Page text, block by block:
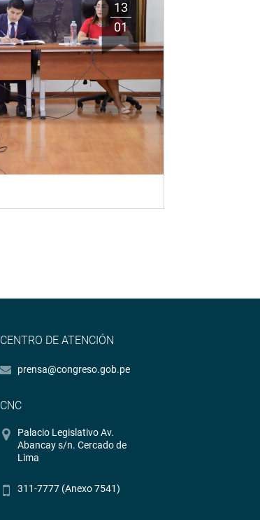
13
01
CENTRO DE ATENCIÓN
prensa@congreso.gob.pe
CNC
Palacio Legislativo Av.
Abancay s/n. Cercado de
Lima
311-7777 (Anexo 7541)